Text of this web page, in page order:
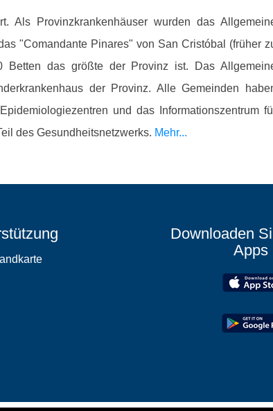
Als Provinzkrankenhäuser wurden das
"Comandante Pinares" von San Cristóbal (früher
das größte der Provinz ist. Das
der Provinz. Alle Gemeinden
und das Informationszentrum
des Gesundheitsnetzwerks. Mehr...
Downloaden
Apps